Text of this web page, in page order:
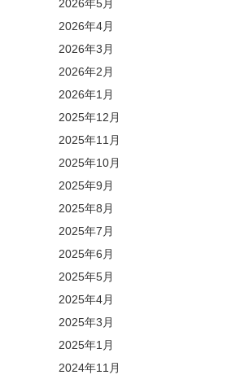
2026年5月
2026年4月
2026年3月
2026年2月
2026年1月
2025年12月
2025年11月
2025年10月
2025年9月
2025年8月
2025年7月
2025年6月
2025年5月
2025年4月
2025年3月
2025年1月
2024年11月